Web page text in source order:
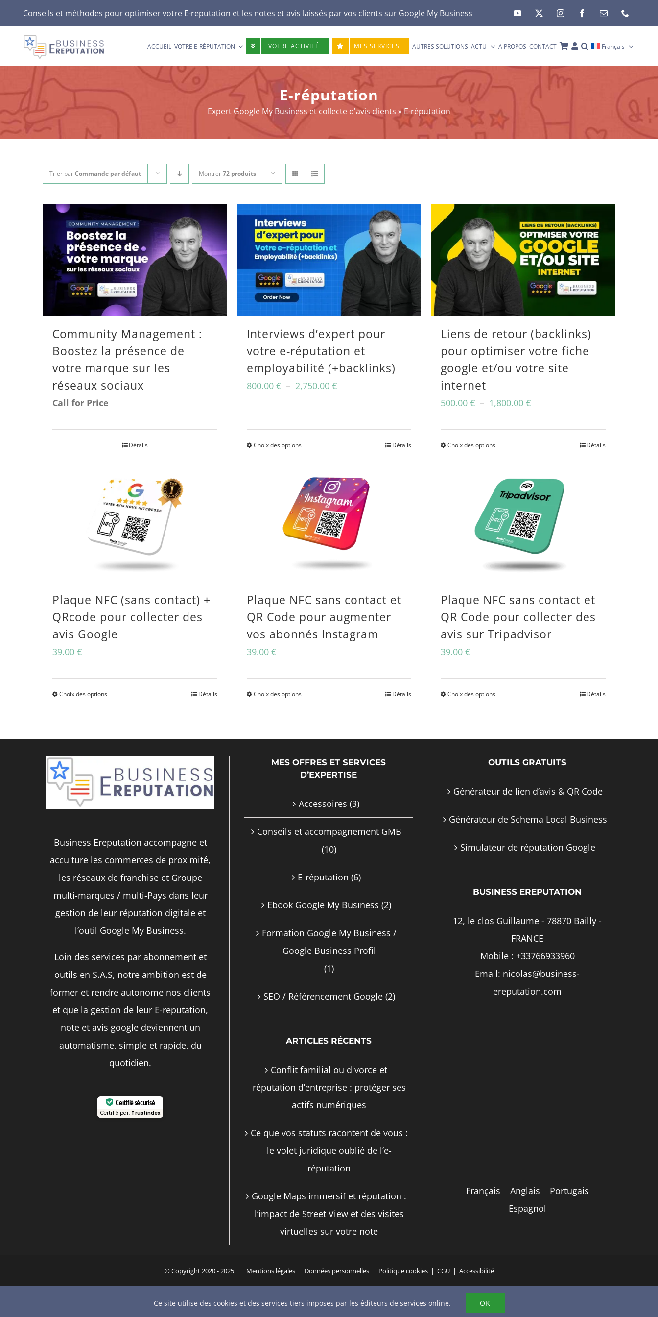
Passer
au
contenu
Conseils et méthodes pour optimiser votre E-reputation et les notes et avis laissés par vos clients sur Google My Business
ACCUEIL VOTRE E-RÉPUTATION VOTRE ACTIVITÉ MES SERVICES AUTRES SOLUTIONS ACTU A PROPOS CONTACT Français
E-réputation
Expert Google My Business et collecte d'avis clients »E-réputation
Trier parCommande par défaut Montrer72 produits
Community Management :
Boostez la présence de
votre marque sur les
réseaux sociaux
Call for Price
Détails
Interviews d’expert pour
votre e-réputation et
employabilité (+backlinks)
800.00 € – 2,750.00 €Plage
Choix des optionsCe
a
plusieurs
variations.
Les
peuvent
choisies
sur
la
du
produit
Détails
Liens de retour (backlinks)
pour optimiser votre fiche
google et/ou votre site
internet
500.00€ – 1,800.00€Plage
1,800.00 €
Choix des optionsCe
a
plusieurs
variations.
Les
options
peuvent
choisies
sur
la
du
produit
Détails
Plaque NFC (sans contact) +
QRcode pour collecter des
avis Google
39.00 €
Choix des optionsCe
variations.
Les
être
choisies
sur
la
page
du
Détails
Plaque NFC sans contact et
QR Code pour augmenter
vos abonnés Instagram
39.00 €
Choix des optionsCe
variations.
options
peuvent
être
choisies
sur
la
page
Détails
Plaque NFC sans contact et
QR Code pour collecter des
avis sur Tripadvisor
39.00€
Choix des optionsCe
variations.
Les
options
peuvent
la
du
produit
Détails
Business Ereputation accompagne et
acculture les commerces de proximité,
les réseaux de franchise et Groupe
multi-marques / multi-Pays dans leur
gestion de leur réputation digitale et
l’outil Google My Business.
Loin des services par abonnement et
outils en S.A.S, notre ambition est de
former et rendre autonome nos clients
et que la gestion de leur E-reputation,
note et avis google deviennent un
automatisme, simple et rapide, du
quotidien.
Certifié sécurisé
Certifié par: Trustindex
MES OFFRES ET SERVICES
D’EXPERTISE
Accessoires (3)
Conseils et accompagnement GMB
(10)
E-réputation (6)
Ebook Google My Business (2)
Formation Google My Business /
Google Business Profil
(1)
SEO / Référencement Google (2)
ARTICLES RÉCENTS
Conflit familial ou divorce et
réputation d’entreprise : protéger ses
actifs numériques
Ce que vos statuts racontent de vous :
le volet juridique oublié de l’e-
réputation
Google Maps immersif et réputation :
l’impact de Street View et des visites
virtuelles sur votre note
OUTILS GRATUITS
Générateur de lien d’avis & QR Code
Générateur de Schema Local Business
Simulateur de réputation Google
BUSINESS EREPUTATION
12, le clos Guillaume - 78870 Bailly -
FRANCE
Mobile : +33766933960
Email: nicolas@business-
ereputation.com
Français Anglais
Portugais
Espagnol
© Copyright 2020 - 2025 | Mentions légales| Données personnelles| Politique cookies| CGU| Accessibilité
YouTubeX BlueskyInstagramFacebookLinkedInEmail Téléphone
Ce site utilise des cookies et des services tiers imposés par les éditeurs de services online. OK